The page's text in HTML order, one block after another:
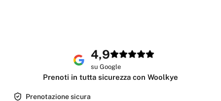
4,9
su Google
Prenoti in tutta sicurezza con Woolkye
Prenotazione sicura